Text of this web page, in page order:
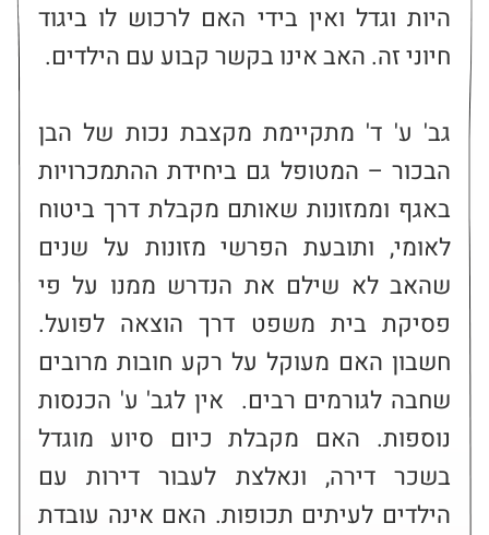
היות וגדל ואין בידי האם לרכוש לו ביגוד
גב' ע' ד' מתקיימת מקצבת נכות של הבן
הבכור – המטופל גם ביחידת ההתמכרויות
באגף וממזונות שאותם מקבלת דרך ביטוח
לאומי, ותובעת הפרשי מזונות על שנים
שהאב לא שילם את הנדרש ממנו על פי
פסיקת בית משפט דרך הוצאה לפועל.
חשבון האם מעוקל על רקע חובות מרובים
שחבה לגורמים רבים.  אין לגב' ע' הכנסות
נוספות. האם מקבלת כיום סיוע מוגדל
בשכר דירה, ונאלצת לעבור דירות עם
הילדים לעיתים תכופות. האם אינה עובדת